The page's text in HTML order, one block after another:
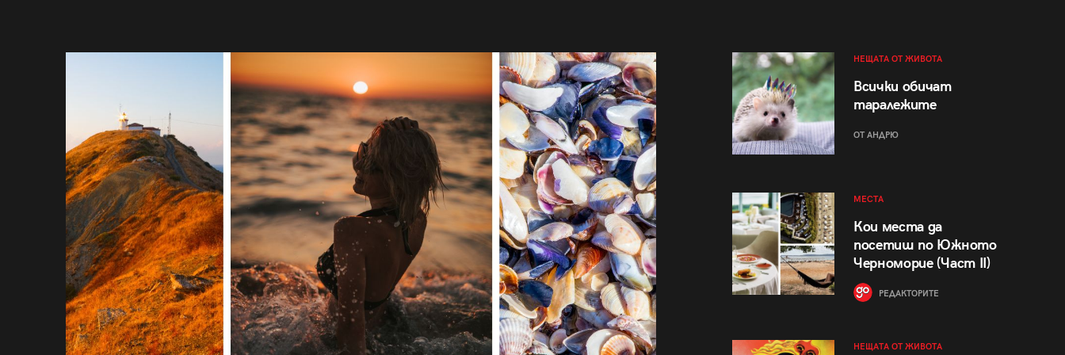
НЕЩАТА ОТ ЖИВОТА
Всички обичат
таралежите
ОТ АНДРЮ
МЕСТА
Кои места да
посетиш по Южното
Черноморие (Част II)
РЕДАКТОРИТЕ
НЕЩАТА ОТ ЖИВОТА